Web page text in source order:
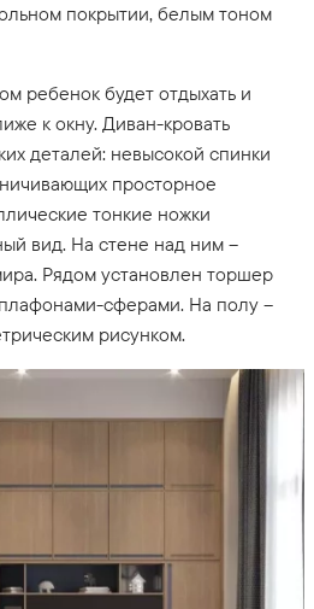
покрытии, белым тоном
ребенок будет отдыхать и
к окну. Диван-кровать
деталей: невысокой спинки
просторное
тонкие ножки
вид. На стене над ним –
Рядом установлен торшер
сферами. На полу –
рисунком.